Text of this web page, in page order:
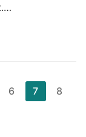
6 7
8